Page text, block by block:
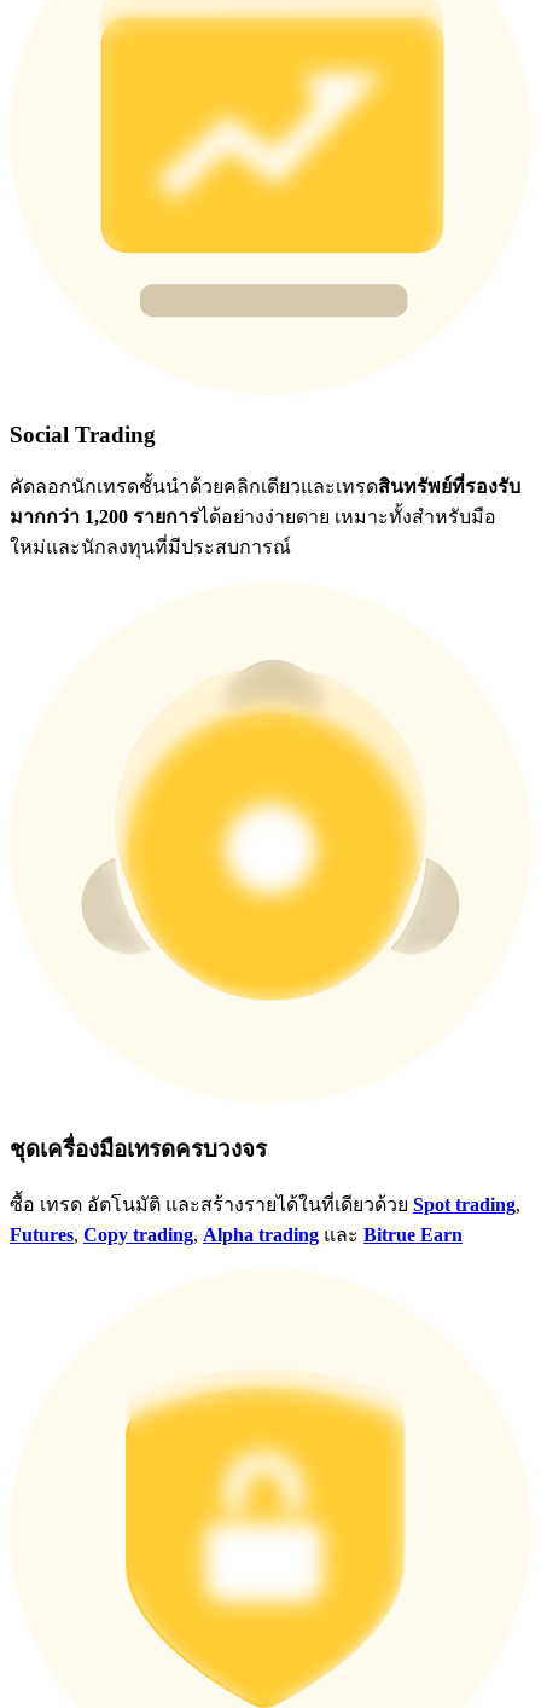
BTC New User Exclusive: 6.5% APR
BTC Flexible Staking | Daily Rewards
รับรางวัลและสิทธิพิเศษสุดพิเศษ
เข้าสู่ระบบลงชื่อ
Social Trading
คัดลอกนักเทรดชั้นนำด้วยคลิกเดียวและเทรดสินทรัพย์ที่รองรับ
มากกว่า 1,200 รายการได้อย่างง่ายดาย เหมาะทั้งสำหรับมือ
ใหม่และนักลงทุนที่มีประสบการณ์
ชุดเครื่องมือเทรดครบวงจร
ซื้อ เทรด อัตโนมัติ และสร้างรายได้ในที่เดียวด้วย Spot trading,
Futures, Copy trading, Alpha trading และ Bitrue Earn